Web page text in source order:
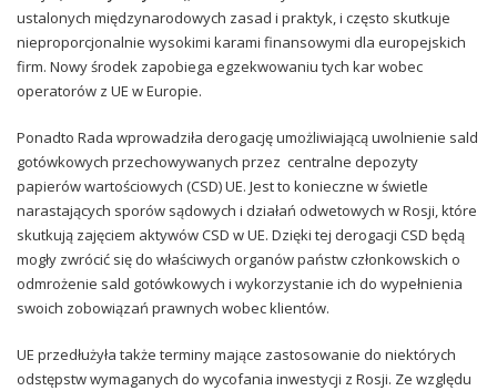
ustalonych międzynarodowych zasad i praktyk, i często skutkuje
nieproporcjonalnie wysokimi karami finansowymi dla europejskich
firm. Nowy środek zapobiega egzekwowaniu tych kar wobec
operatorów z UE w Europie.
Ponadto Rada wprowadziła derogację umożliwiającą uwolnienie sald
gotówkowych przechowywanych przez centralne depozyty
papierów wartościowych (CSD) UE. Jest to konieczne w świetle
narastających sporów sądowych i działań odwetowych w Rosji, które
skutkują zajęciem aktywów CSD w UE. Dzięki tej derogacji CSD będą
mogły zwrócić się do właściwych organów państw członkowskich o
odmrożenie sald gotówkowych i wykorzystanie ich do wypełnienia
swoich zobowiązań prawnych wobec klientów.
UE przedłużyła także terminy mające zastosowanie do niektórych
odstępstw wymaganych do wycofania inwestycji z Rosji. Ze względu